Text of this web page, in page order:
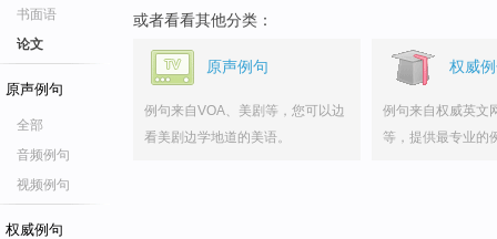
书面语
论文
原声例句
全部
音频例句
视频例句
权威例句
或者看看其他分类：
原声例句
例句来自VOA、美剧等，您可以边
看美剧边学地道的美语。
权威
例句来自权威英文
等，提供最专业的